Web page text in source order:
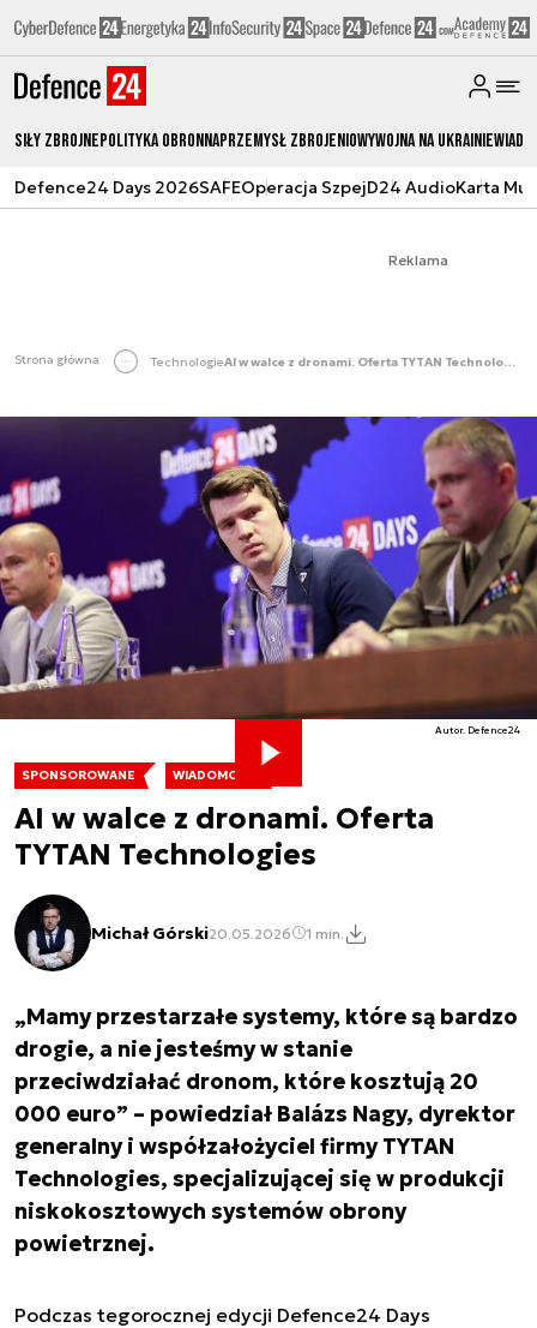
Siły zbrojnePolityka obronnaPrzemysł ZbrojeniowyWojna na Ukrainie
Defence24 Days 2026SAFEOperacja SzpejD24 AudioKarta
Reklama
Strona główna Technologie AI w walce z dronami. Oferta TYTAN Technologies
SPONSOROWANE WIADOMOŚCI
AI w walce z dronami. Oferta
TYTAN Technologies
Michał Górski20.05.2026 1 min.
Autor. Defence24
„Mamy przestarzałe systemy, które są bardzo
drogie, a nie jesteśmy w stanie
przeciwdziałać dronom, które kosztują 20
000 euro” – powiedział Balázs Nagy, dyrektor
generalny i współzałożyciel firmy TYTAN
Technologies, specjalizującej się w produkcji
niskokosztowych systemów obrony
powietrznej.
Podczas tegorocznej edycji Defence24 Days